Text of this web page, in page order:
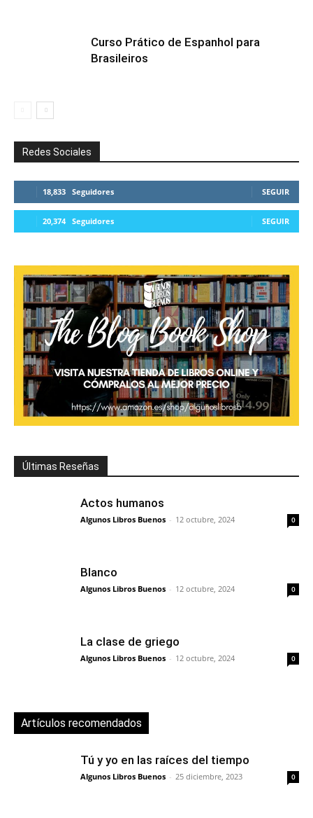
Curso Prático de Espanhol para
Brasileiros
Redes Sociales
18,833 Seguidores SEGUIR
20,374 Seguidores SEGUIR
Últimas Reseñas
Actos humanos
Algunos Libros Buenos - 12 octubre, 2024 0
Blanco
Algunos Libros Buenos - 12 octubre, 2024 0
La clase de griego
Algunos Libros Buenos - 12 octubre, 2024 0
Artículos recomendados
Tú y yo en las raíces del tiempo
Algunos Libros Buenos - 25 diciembre, 2023 0